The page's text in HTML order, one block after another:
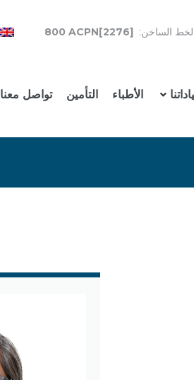
الساخن:800 ACPN[2276]
الأطباء التأمين تواصل معنا